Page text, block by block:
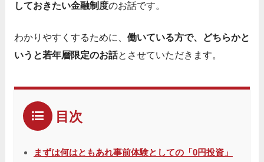
しておきたい金融制度のお話です。
わかりやすくするために、 働いている方で、どちらかと
いうと若年層限定のお話とさせていただきます。
目次
まずは何はともあれ事前体験としての「0円投資」